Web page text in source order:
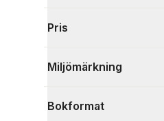
Visa fler
Pris
Miljömärkning
Bokformat